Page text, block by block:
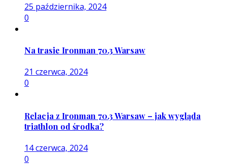
25 października, 2024
0
Na trasie Ironman 70.3 Warsaw
21 czerwca, 2024
0
Relacja z Ironman 70.3 Warsaw – jak wygląda
triathlon od środka?
14 czerwca, 2024
0